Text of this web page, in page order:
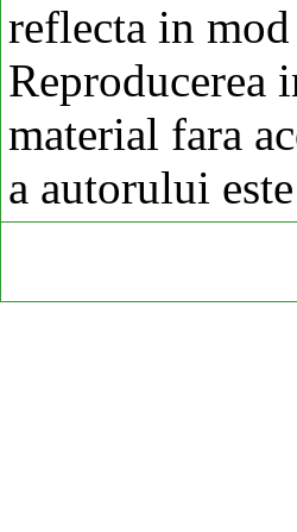
reflecta in
Reproducerea
material fara
a autorului